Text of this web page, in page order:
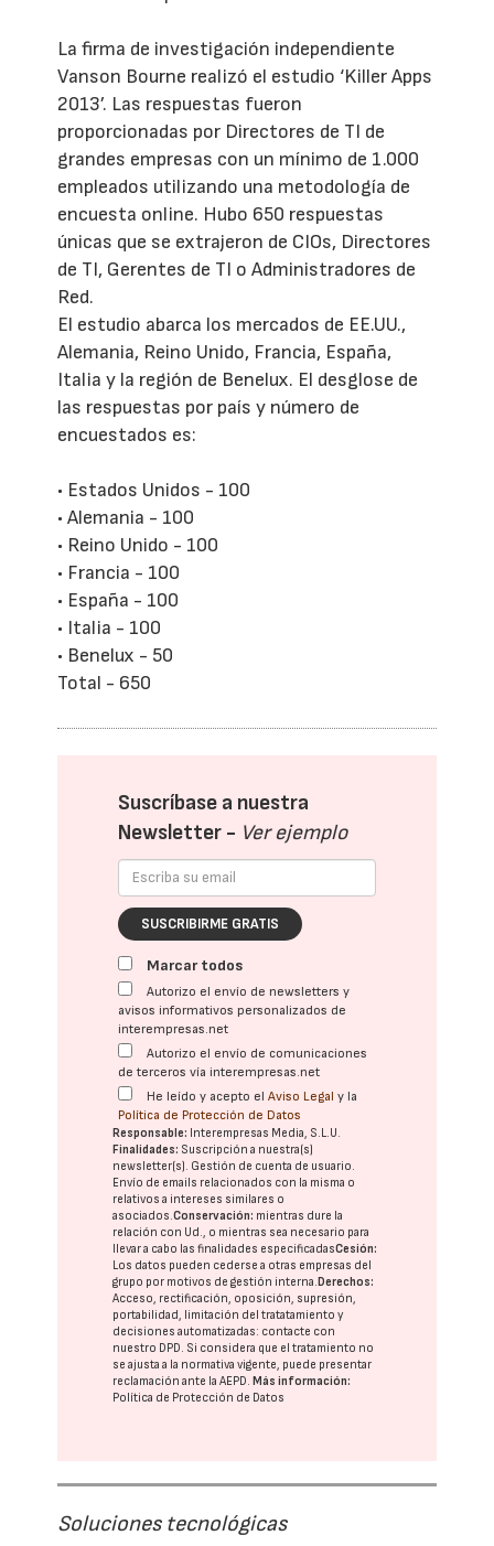
La firma de investigación independiente
Vanson Bourne realizó el estudio ‘Killer Apps
2013’. Las respuestas fueron
proporcionadas por Directores de TI de
grandes empresas con un mínimo de 1.000
empleados utilizando una metodología de
encuesta online. Hubo 650 respuestas
únicas que se extrajeron de CIOs, Directores
de TI, Gerentes de TI o Administradores de
Red.
El estudio abarca los mercados de EE.UU.,
Alemania, Reino Unido, Francia, España,
Italia y la región de Benelux. El desglose de
las respuestas por país y número de
encuestados es:
• Estados Unidos - 100
• Alemania - 100
• Reino Unido - 100
• Francia - 100
• España - 100
• Italia - 100
• Benelux - 50
Total - 650
Suscríbase a nuestra
Newsletter - Ver ejemplo
SUSCRIBIRME GRATIS
Marcar todos
Autorizo el envío de newsletters y
avisos informativos personalizados de
interempresas.net
Autorizo el envío de comunicaciones
de terceros vía interempresas.net
He leído y acepto elAviso Legal y la
Política de Protección de Datos
Responsable: Interempresas Media, S.L.U.
Finalidades: Suscripción a nuestra(s)
newsletter(s). Gestión de cuenta de usuario.
Envío de emails relacionados con la misma o
relativos a intereses similares o
asociados.Conservación: mientras dure la
relación con Ud., o mientras sea necesario para
llevar a cabo las finalidades especificadasCesión:
Los datos pueden cederse a otras empresas del
grupo por motivos de gestión interna.Derechos:
Acceso, rectificación, oposición, supresión,
portabilidad, limitación del tratatamiento y
decisiones automatizadas: contacte con
nuestro DPD. Si considera que el tratamiento no
se ajusta a la normativa vigente, puede presentar
reclamación ante laAEPD.Más información:
Política de Protección de Datos
Soluciones tecnológicas